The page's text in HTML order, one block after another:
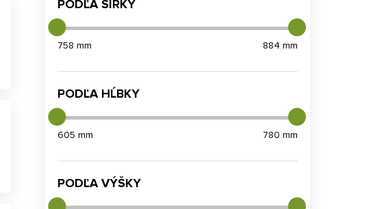
PODĽA ŠÍRKY
758 mm 884 mm
PODĽA HĹBKY
605 mm 780 mm
PODĽA VÝŠKY